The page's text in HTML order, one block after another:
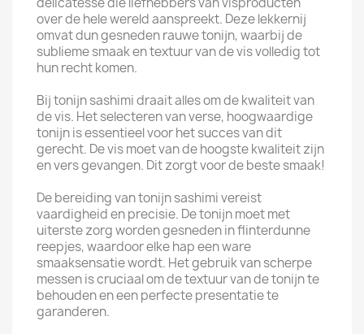
over de hele wereld aanspreekt. Deze lekkernij
omvat dun gesneden rauwe tonijn, waarbij de
sublieme smaak en textuur van de vis volledig tot
hun recht komen.
Bij tonijn sashimi draait alles om de kwaliteit van
de vis. Het selecteren van verse, hoogwaardige
tonijn is essentieel voor het succes van dit
gerecht. De vis moet van de hoogste kwaliteit zijn
en vers gevangen. Dit zorgt voor de beste smaak!
De bereiding van tonijn sashimi vereist
vaardigheid en precisie. De tonijn moet met
uiterste zorg worden gesneden in flinterdunne
reepjes, waardoor elke hap een ware
smaaksensatie wordt. Het gebruik van scherpe
messen is cruciaal om de textuur van de tonijn te
behouden en een perfecte presentatie te
garanderen.